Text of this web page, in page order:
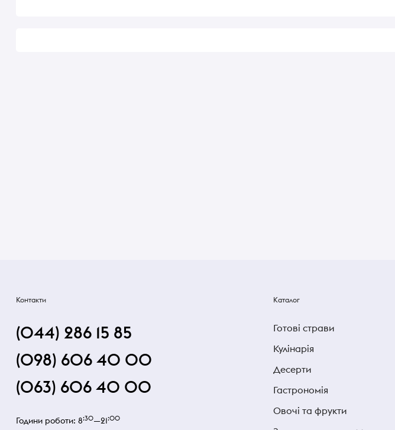
Контакти
(044) 286 15 85
(098) 606 40 00
(063) 606 40 00
Години роботи: 8:30—21:00
Каталог
Готові страви
Кулінарія
Десерти
Гастрономія
Овочі та фрукти